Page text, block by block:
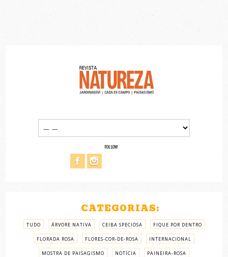
FOLLOW
CATEGORIAS:
TUDO ÁRVORE NATIVA CEIBA SPECIOSA FIQUE POR DENTRO
FLORADA ROSA FLORES-COR-DE-ROSA INTERNACIONAL
MOSTRA DE PAISAGISMO NOTÍCIA PAINEIRA-ROSA